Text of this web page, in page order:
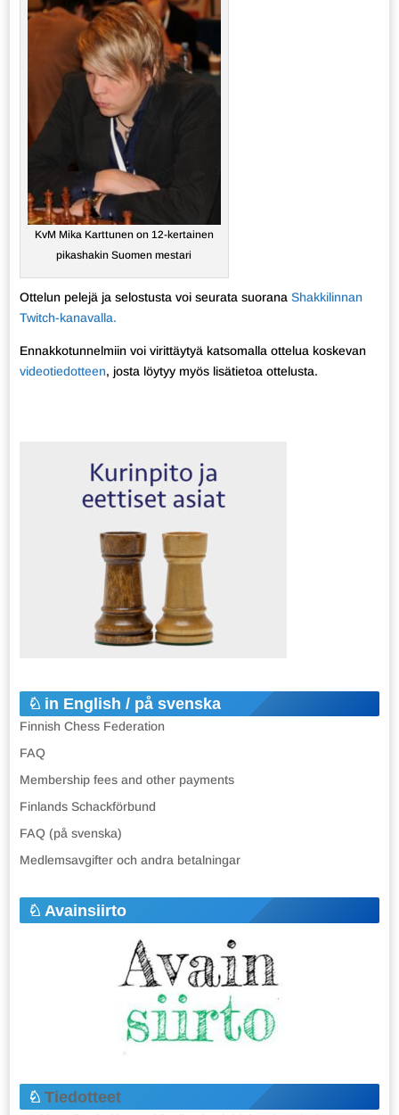
KvM Mika Karttunen on 12-kertainen
pikashakin Suomen mestari
Ottelun pelejä ja selostusta voi seurata suorana Shakkilinnan
Twitch-kanavalla.
Ennakkotunnelmiin voi virittäytyä katsomalla ottelua koskevan
videotiedotteen, josta löytyy myös lisätietoa ottelusta.
in English / på svenska
Finnish Chess Federation
FAQ
Membership fees and other payments
Finlands Schackförbund
FAQ (på svenska)
Medlemsavgifter och andra betalningar
Avainsiirto
Tiedotteet